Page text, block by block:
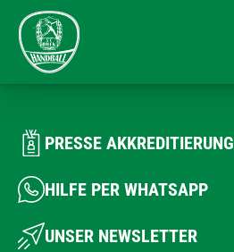
PRESSE AKKREDITIERUNG
HILFE PER WHATSAPP
UNSER NEWSLETTER